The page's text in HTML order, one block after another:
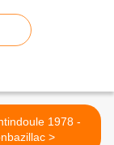
1978 -
Monbazillac >